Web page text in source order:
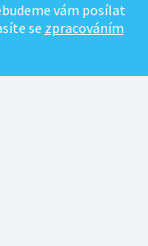
vám posílat
se zpracováním